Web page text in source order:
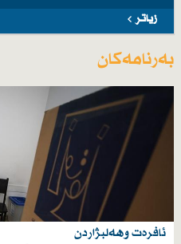
زیاتر
بەرنامەکان
ئافرەت وهەلبژاردن